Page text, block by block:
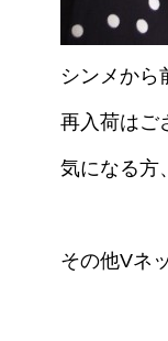
シンメから
再入荷はご
気になる方
その他Vネ